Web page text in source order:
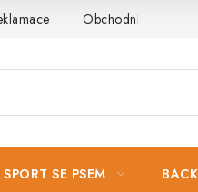
Obchodní podmínky
SPORT SE PSEM